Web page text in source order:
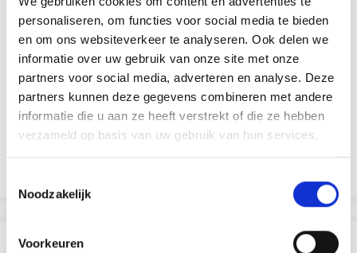
personaliseren, om functies voor social media te bieden
en om ons websiteverkeer te analyseren. Ook delen we
informatie over uw gebruik van onze site met onze
partners voor social media, adverteren en analyse. Deze
partners kunnen deze gegevens combineren met andere
informatie die u aan ze heeft verstrekt of die ze hebben
verzameld op basis van uw gebruik van hun services.
Noodzakelijk
Voorkeuren
ENSEMBLE D'AIMANTS KNITPRO (4 PIÈCES)
EUR 6.80
RÉCEMMENT CONSULTÉ